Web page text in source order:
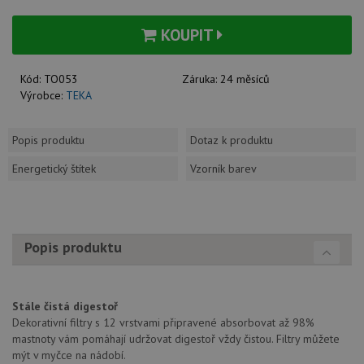
KOUPIT
Kód: TO053 Záruka: 24 měsíců
Výrobce: TEKA
Popis produktu
Dotaz k produktu
Energetický štítek
Vzorník barev
Popis produktu
Stále čistá digestoř
Dekorativní filtry s 12 vrstvami připravené absorbovat až 98%
mastnoty vám pomáhají udržovat digestoř vždy čistou. Filtry můžete
mýt v myčce na nádobí.